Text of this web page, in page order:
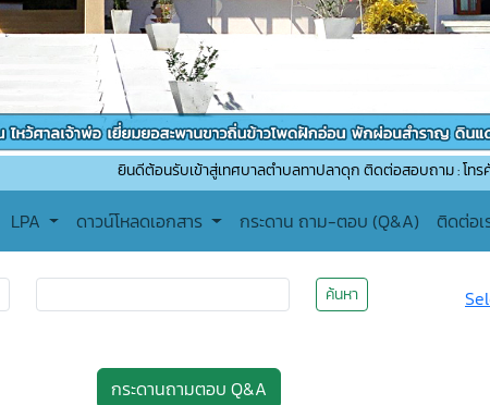
ยินดีต้อนรับเข้าสู่เทศบาลตำบลทาปลาดุก ติดต่อสอบถาม : โทรศัพท์ : 053-
LPA ดาวน์โหลดเอกสาร กระดาน ถาม-ตอบ (Q&A) ติดต่อเ
ค้นหา
กระดานถามตอบ Q&A